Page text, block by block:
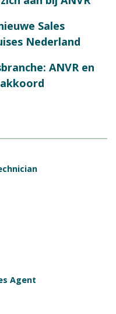
Sales
Nederland
ANVR en
Agent